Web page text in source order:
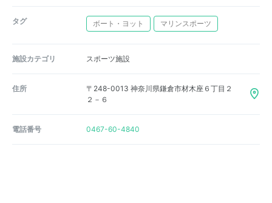
タグ ボート・ヨット マリンスポーツ
施設カテゴリ スポーツ施設
住所
〒248-0013 神奈川県鎌倉市材木座６丁目２
２－６
電話番号 0467-60-4840